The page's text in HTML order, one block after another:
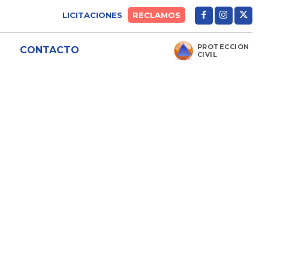
LICITACIONES RECLAMOS
CONTACTO
PROTECCIÓN
CIVIL